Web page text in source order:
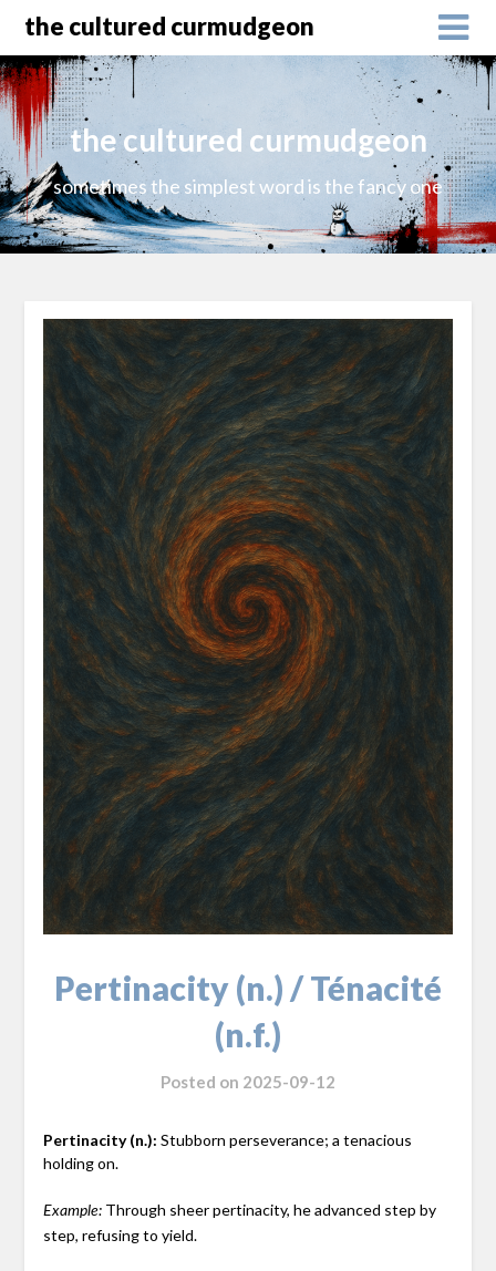
the cultured curmudgeon
the cultured curmudgeon
sometimes the simplest word is the fancy one
Pertinacity (n.) / Ténacité
(n.f.)
Posted on 2025-09-12
Pertinacity (n.): Stubborn perseverance; a tenacious
holding on.
Example:Through sheer pertinacity, he advanced step by
step, refusing to yield.